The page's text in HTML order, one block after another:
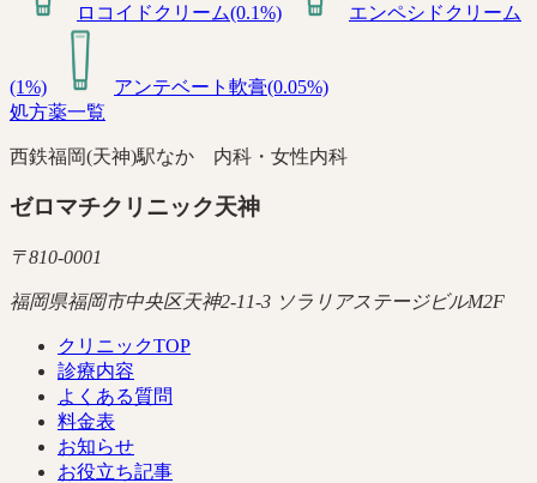
ロコイドクリーム(0.1%) エンペシドクリーム
(1%)
アンテベート軟膏(0.05%)
処方薬一覧
西鉄福岡(天神)駅なか 内科・女性内科
ゼロマチクリニック天神
〒810-0001
福岡県福岡市中央区天神2-11-3 ソラリアステージビルM2F
クリニックTOP
診療内容
よくある質問
料金表
お知らせ
お役立ち記事